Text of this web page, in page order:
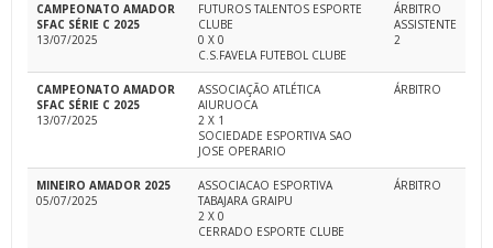
CAMPEONATO AMADOR
SFAC SÉRIE C 2025
13/07/2025
FUTUROS TALENTOS ESPORTE
CLUBE
0 X 0
C.S.FAVELA FUTEBOL CLUBE
ÁRBITRO
ASSISTENTE
2
CAMPEONATO AMADOR
SFAC SÉRIE C 2025
13/07/2025
ASSOCIAÇÃO ATLÉTICA
AIURUOCA
2 X 1
SOCIEDADE ESPORTIVA SAO
JOSE OPERARIO
ÁRBITRO
MINEIRO AMADOR 2025
05/07/2025
ASSOCIACAO ESPORTIVA
TABAJARA GRAIPU
2 X 0
CERRADO ESPORTE CLUBE
ÁRBITRO